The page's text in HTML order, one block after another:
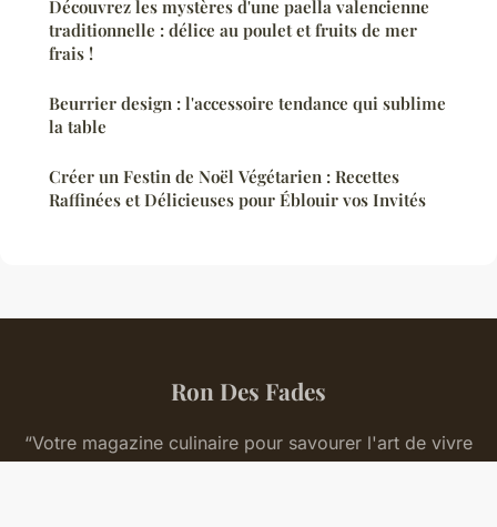
Découvrez les mystères d'une paella valencienne
traditionnelle : délice au poulet et fruits de mer
frais !
Beurrier design : l'accessoire tendance qui sublime
la table
Créer un Festin de Noël Végétarien : Recettes
Raffinées et Délicieuses pour Éblouir vos Invités
Ron Des Fades
“Votre magazine culinaire pour savourer l'art de vivre